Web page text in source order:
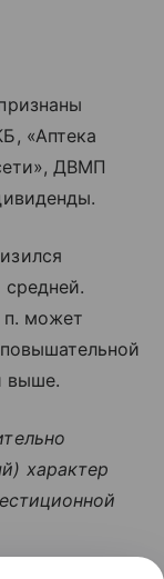
«Аптека
ДВМП
п. может
выше.
характер